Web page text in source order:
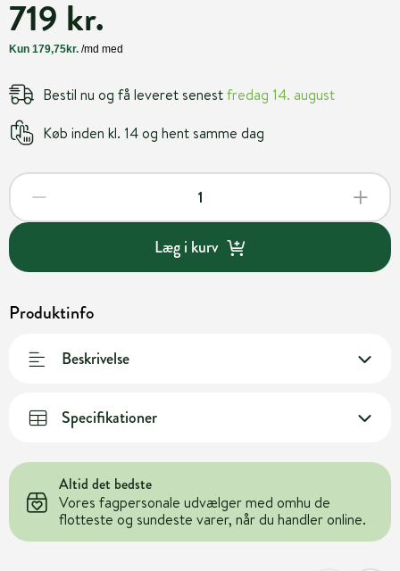
719 kr.
Bestil nu og få leveret senestfredag 14. august
Køb inden kl. 14 og hent samme dag
Læg i kurv
Produktinfo
Beskrivelse
Specifikationer
Altid det bedste
Vores fagpersonale udvælger med omhu de
flotteste og sundeste varer, når du handler online.